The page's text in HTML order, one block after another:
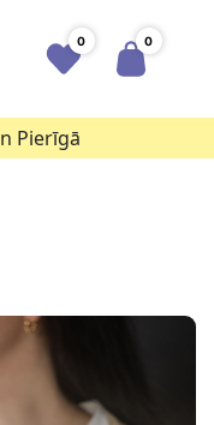
0 0
Pierīgā